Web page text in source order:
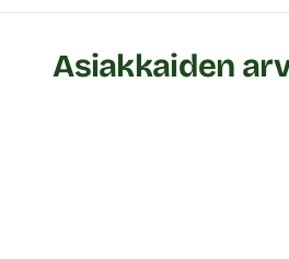
(jokainen kortti sisältää 4 eri
on laitettu vain yksi
Asiakkaiden